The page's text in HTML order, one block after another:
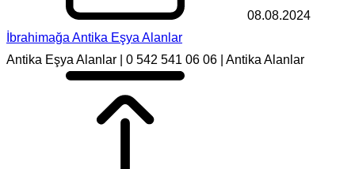
08.08.2024
İbrahimağa Antika Eşya Alanlar
Antika Eşya Alanlar | 0 542 541 06 06 | Antika Alanlar